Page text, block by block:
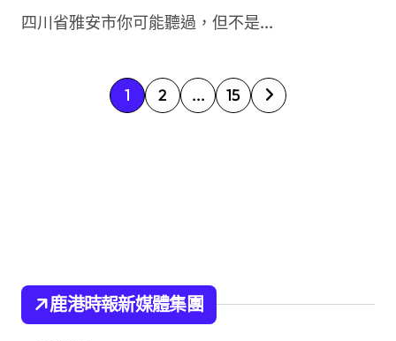
四川省雅安市你可能聽過，但不是...
文
1 2 ... 15
鹿港時報新媒體集團